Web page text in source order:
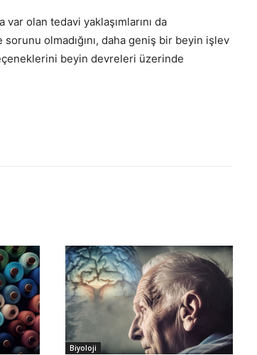
var olan tedavi yaklaşımlarını da
olmadığını, daha geniş bir beyin işlev
beyin devreleri üzerinde
Biyoloji